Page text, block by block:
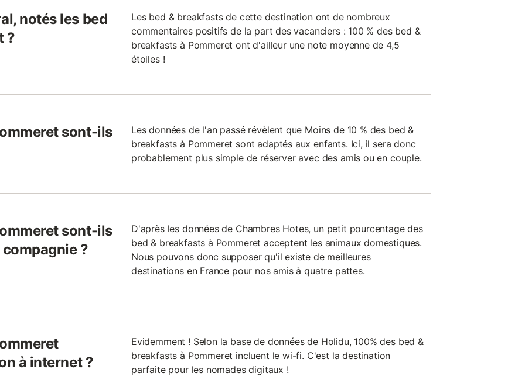
notés les bed
?
Les bed & breakfasts de cette destination ont de nombreux
commentaires positifs de la part des vacanciers : 100 % des bed &
breakfasts à Pommeret ont d'ailleur une note moyenne de 4,5
étoiles !
sont-ils
Les données de l'an passé révèlent que Moins de 10 % des bed &
breakfasts à Pommeret sont adaptés aux enfants. Ici, il sera donc
probablement plus simple de réserver avec des amis ou en couple.
sont-ils
?
D'après les données de Chambres Hotes, un petit pourcentage des
bed & breakfasts à Pommeret acceptent les animaux domestiques.
Nous pouvons donc supposer qu'il existe de meilleures
destinations en France pour nos amis à quatre pattes.
à internet ?
Evidemment ! Selon la base de données de Holidu, 100% des bed &
breakfasts à Pommeret incluent le wi-fi. C'est la destination
parfaite pour les nomades digitaux !